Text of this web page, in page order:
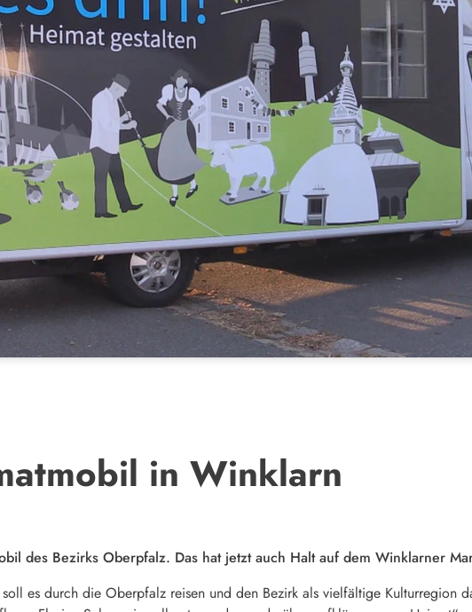
in Winklarn
des Bezirks Oberpfalz. Das hat jetzt auch Halt auf dem Winklarner
soll es durch die Oberpfalz reisen und den Bezirk als vielfältige Kulturregion